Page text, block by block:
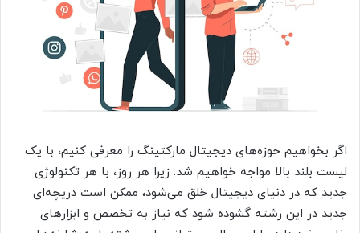
اگر بخواهیم حوزه‌های دیجیتال مارکتینگ را معرفی کنیم، با یک
لیست بلند بالا مواجه خواهیم شد. زیرا هر روز، با هر تکنولوژی
جدید که در دنیای دیجیتال خلق می‌شود، ممکن است دریچه‌ای
جدید در این رشته گشوده شود که نیاز به تخصص و ابزارهای